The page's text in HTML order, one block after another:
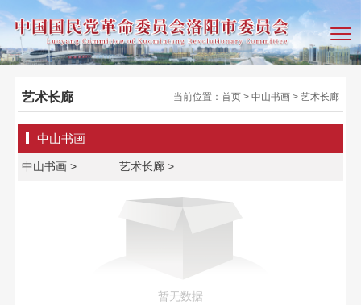
艺术长廊 当前位置：首页 >中山书画 >艺术长廊
中山书画
中山书画 > 艺术长廊 >
暂无数据